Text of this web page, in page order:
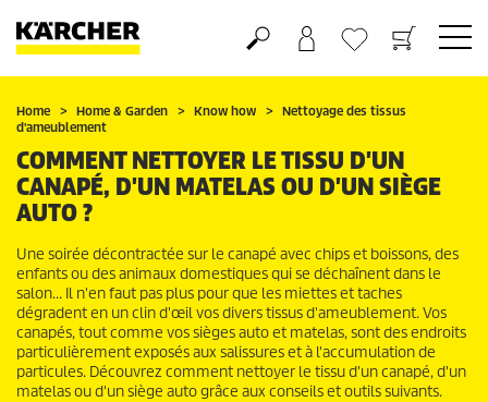
Panier
Mes Favoris
Home Home & Garden Know how
Nettoyage des tissus
d'ameublement
COMMENT NETTOYER LE TISSU D'UN
CANAPÉ, D'UN MATELAS OU D'UN SIÈGE
AUTO ?
Une soirée décontractée sur le canapé avec chips et boissons, des
enfants ou des animaux domestiques qui se déchaînent dans le
salon… Il n'en faut pas plus pour que les miettes et taches
dégradent en un clin d'œil vos divers tissus d'ameublement. Vos
canapés, tout comme vos sièges auto et matelas, sont des endroits
particulièrement exposés aux salissures et à l'accumulation de
particules. Découvrez comment nettoyer le tissu d'un canapé, d'un
matelas ou d'un siège auto grâce aux conseils et outils suivants.